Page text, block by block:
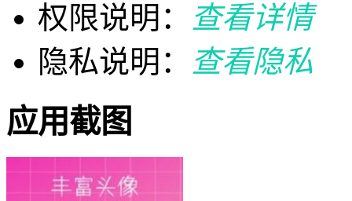
权限说明：
查看详情
隐私说明：
查看隐私
应用截图